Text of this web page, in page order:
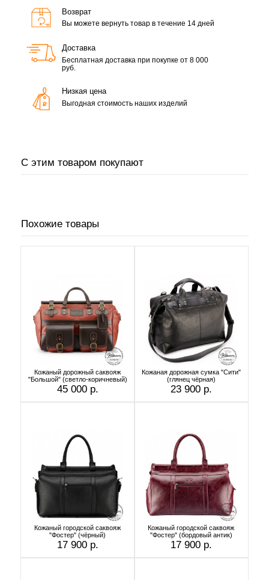
Возврат
Вы можете вернуть товар в течение 14 дней
Доставка
Бесплатная доставка при покупке от 8 000
руб.
Низкая цена
Выгодная стоимость наших изделий
С этим товаром покупают
Похожие товары
Кожаный дорожный саквояж
"Большой" (светло-коричневый)
45 000 р.
Кожаная дорожная сумка "Сити"
(глянец чёрная)
23 900 р.
Кожаный городской саквояж
"Фостер" (чёрный)
17 900 р.
Кожаный городской саквояж
"Фостер" (бордовый антик)
17 900 р.